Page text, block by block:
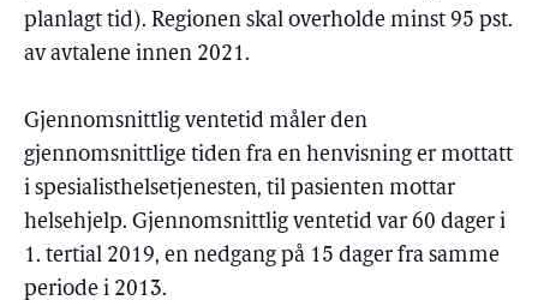
planlagt tid). Regionen skal overholde minst 95 pst.
av avtalene innen 2021.
Gjennomsnittlig ventetid måler den
gjennomsnittlige tiden fra en henvisning er mottatt
i spesialisthelsetjenesten, til pasienten mottar
helsehjelp. Gjennomsnittlig ventetid var 60 dager i
1. tertial 2019, en nedgang på 15 dager fra samme
periode i 2013.